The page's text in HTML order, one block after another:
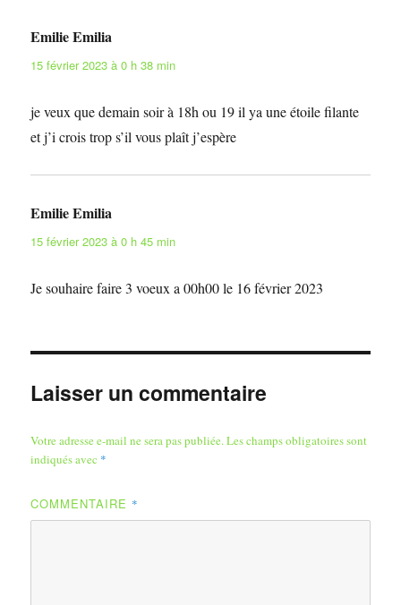
Emilie Emilia
15 février 2023 à 0 h 38 min
je veux que demain soir à 18h ou 19 il ya une étoile filante
et j’i crois trop s’il vous plaît j’espère
Emilie Emilia
15 février 2023 à 0 h 45 min
Je souhaire faire 3 voeux a 00h00 le 16 février 2023
Laisser un commentaire
Votre adresse e-mail ne sera pas publiée.Les champs obligatoires sont
indiqués avec *
COMMENTAIRE *